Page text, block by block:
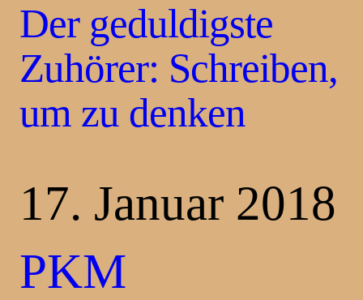
Der geduldigste
Zuhörer: Schreiben,
um zu denken
17. Januar 2018
PKM